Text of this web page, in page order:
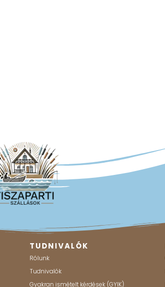
TUDNIVALÓK
Rólunk
Tudnivalók
Gyakran ismételt kérdések (GYIK)